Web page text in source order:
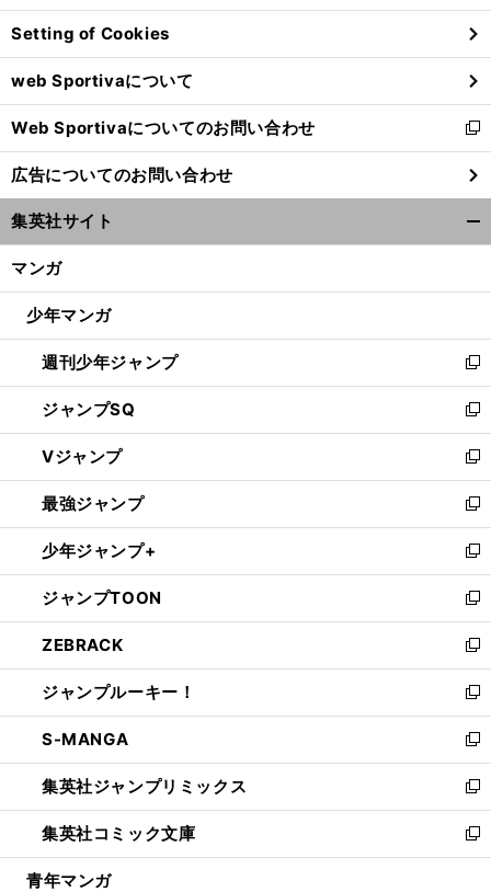
前
へ
ン
ド
ウ
で
開
く
Setting of Cookies
web Sportivaについて
Web Sportivaについてのお問い合わせ
新
し
い
ウ
ィ
ン
ウ
開
く
広告についてのお問い合わせ
集英社サイト
マンガ
少年マンガ
週刊少年ジャンプ
新
し
い
ウ
ィ
ン
ド
ウ
で
開
く
ジャンプSQ
新
し
い
ウ
ィ
ン
ド
ウ
で
開
く
Vジャンプ
新
し
い
ウ
ィ
ン
ド
ウ
で
開
く
最強ジャンプ
新
し
い
ウ
ィ
ン
ド
ウ
で
開
く
少年ジャンプ+
新
し
い
ウ
ィ
ン
ド
ウ
で
開
く
ジャンプTOON
新
し
い
ウ
ィ
ン
ド
ウ
で
開
く
ZEBRACK
新
し
い
ウ
ィ
ン
ド
ウ
で
開
ジャンプルーキー！
新
し
い
ウ
ィ
ン
ド
ウ
S-MANGA
新
し
い
ウ
ィ
ン
集英社ジャンプリミックス
新
し
い
ウ
集英社コミック文庫
新
し
青年マンガ